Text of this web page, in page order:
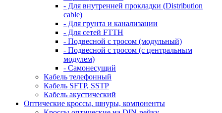
- Для внутренней прокладки (Distribution
cable)
- Для грунта и канализации
- Для сетей FTTH
- Подвесной с тросом (модульный)
- Подвесной с тросом (с центральным
модулем)
- Самонесущий
Кабель телефонный
Кабель SFTP, SSTP
Кабель акустический
Оптические кроссы, шнуры, компоненты